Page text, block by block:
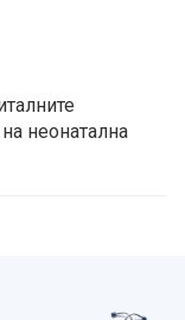
неонатална